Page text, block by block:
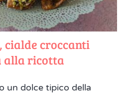
cialde croccanti
alla ricotta
un dolce tipico della